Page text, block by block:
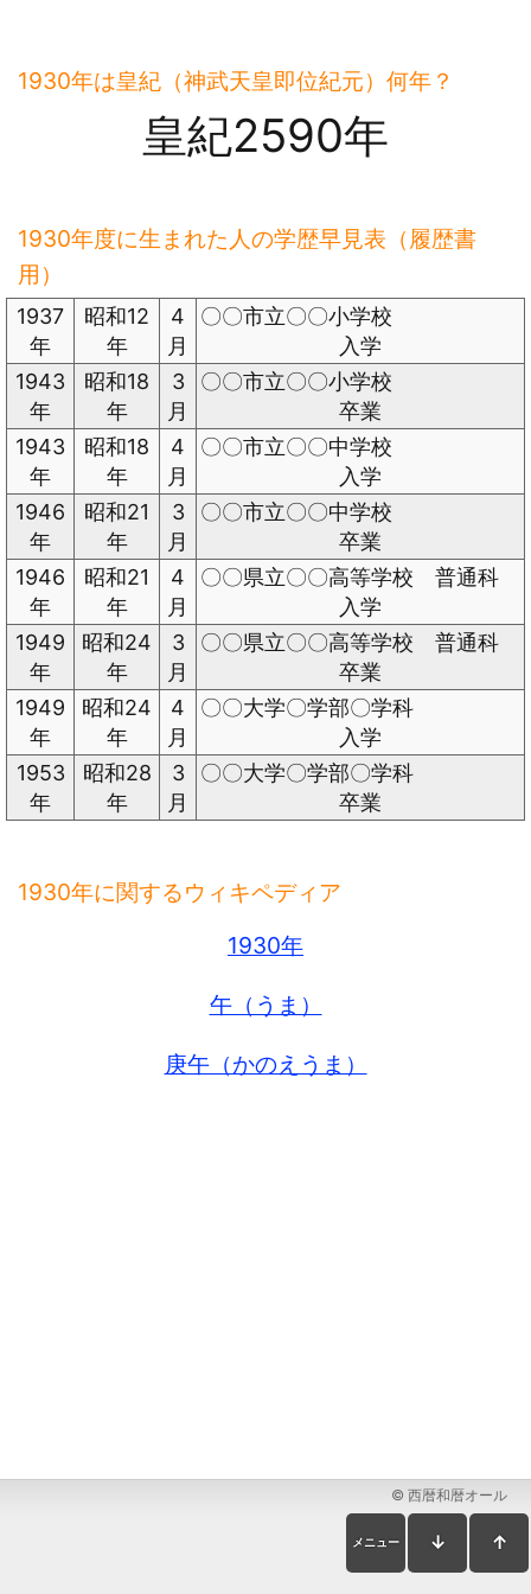
1930年は皇紀（神武天皇即位紀元）何年？
皇紀2590年
1930年度に生まれた人の学歴早見表（履歴書
用）
1937
年
昭和12
年
4
月
〇〇市立〇〇小学校
入学
1943
年
昭和18
年
3
月
〇〇市立〇〇小学校
卒業
1943
年
昭和18
年
4
月
〇〇市立〇〇中学校
入学
1946
年
昭和21
年
3
月
〇〇市立〇〇中学校
卒業
1946
年
昭和21
年
4
月
〇〇県立〇〇高等学校 普通科
入学
1949
年
昭和24
年
3
月
〇〇県立〇〇高等学校 普通科
卒業
1949
年
昭和24
年
4
月
〇〇大学〇学部〇学科
入学
1953
年
昭和28
年
3
月
〇〇大学〇学部〇学科
卒業
1930年に関するウィキペディア
1930年
午（うま）
庚午（かのえうま）
↑
↓
メニュー
© 西暦和暦オール